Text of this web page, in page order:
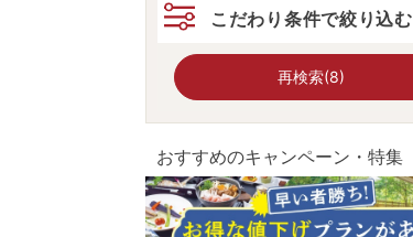
こだわり条件で絞り込む
再検索(8)
おすすめのキャンペーン・特集